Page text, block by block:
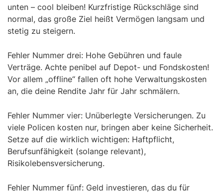
unten – cool bleiben! Kurzfristige Rückschläge sind
normal, das große Ziel heißt Vermögen langsam und
stetig zu steigern.
Fehler Nummer drei: Hohe Gebühren und faule
Verträge. Achte penibel auf Depot- und Fondskosten!
Vor allem „offline“ fallen oft hohe Verwaltungskosten
an, die deine Rendite Jahr für Jahr schmälern.
Fehler Nummer vier: Unüberlegte Versicherungen. Zu
viele Policen kosten nur, bringen aber keine Sicherheit.
Setze auf die wirklich wichtigen: Haftpflicht,
Berufsunfähigkeit (solange relevant),
Risikolebensversicherung.
Fehler Nummer fünf: Geld investieren, das du für